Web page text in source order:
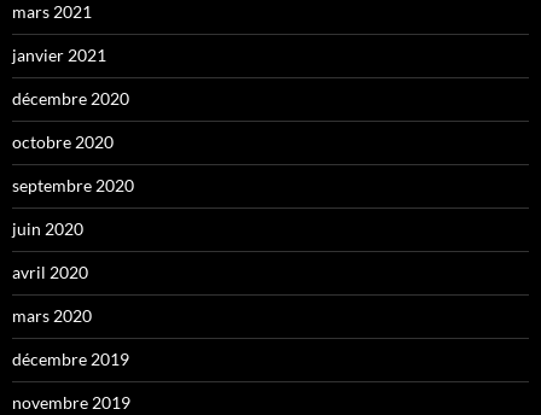
mars 2021
janvier 2021
décembre 2020
octobre 2020
septembre 2020
juin 2020
avril 2020
mars 2020
décembre 2019
novembre 2019